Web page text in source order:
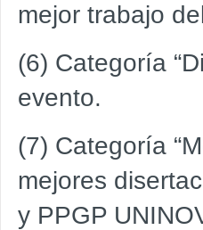
mejor trabajo
(6) Categoría
evento.
(7) Categoría
mejores
y PPGP